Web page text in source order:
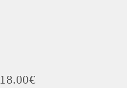
18.00€